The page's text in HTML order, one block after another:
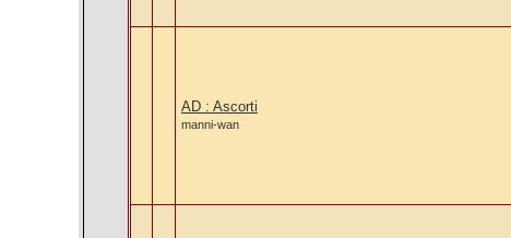
AD : Ascorti
manni-wan